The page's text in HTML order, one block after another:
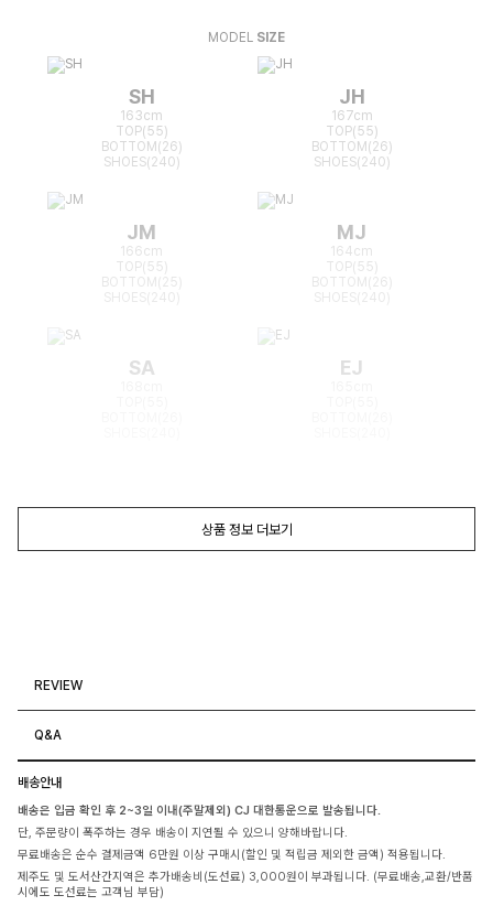
MODEL SIZE
SH
163cm
TOP(55)
BOTTOM(26)
SHOES(240)
JH
167cm
TOP(55)
BOTTOM(26)
SHOES(240)
JM
166cm
TOP(55)
BOTTOM(25)
MJ
164cm
TOP(55)
BOTTOM(26)
SA EJ
상품 정보 더보기
REVIEW
Q&A
배송안내
배송은 입금 확인 후 2~3일 이내(주말제외) CJ 대한통운으로 발송됩니다.
단, 주문량이 폭주하는 경우 배송이 지연될 수 있으니 양해바랍니다.
무료배송은 순수 결제금액 6만원 이상 구매시(할인 및 적립금 제외한 금액) 적용됩니다.
제주도 및 도서산간지역은 추가배송비(도선료) 3,000원이 부과됩니다. (무료배송,교환/반품
시에도 도선료는 고객님 부담)